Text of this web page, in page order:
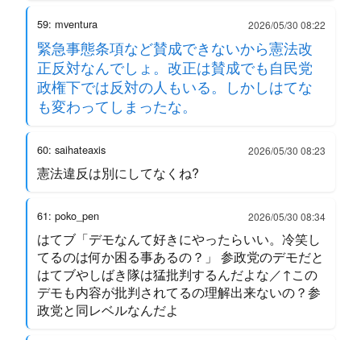
59: mventura 2026/05/30 08:22
緊急事態条項など賛成できないから憲法改
正反対なんでしょ。改正は賛成でも自民党
政権下では反対の人もいる。しかしはてな
も変わってしまったな。
60: saihateaxis 2026/05/30 08:23
憲法違反は別にしてなくね?
61: poko_pen 2026/05/30 08:34
はてブ「デモなんて好きにやったらいい。冷笑し
てるのは何か困る事あるの？」 参政党のデモだと
はてブやしばき隊は猛批判するんだよな／↑この
デモも内容が批判されてるの理解出来ないの？参
政党と同レベルなんだよ